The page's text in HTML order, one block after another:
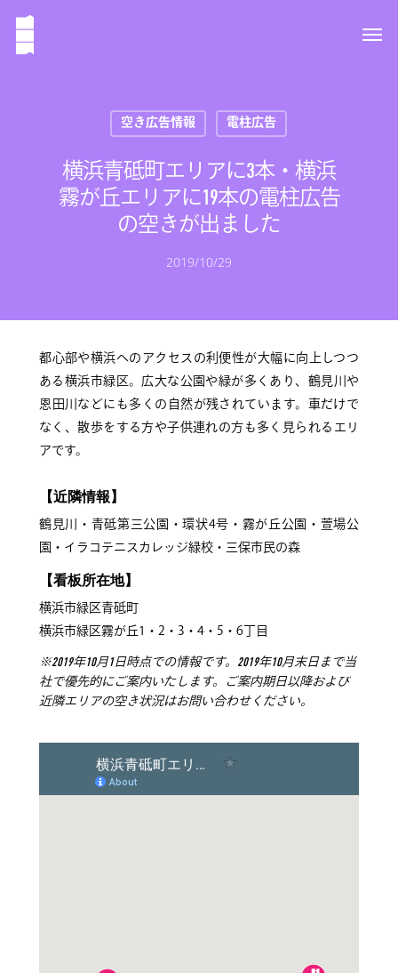
空き広告情報 電柱広告
横浜青砥町エリアに3本・横浜
霧が丘エリアに19本の電柱広告
の空きが出ました
2019/10/29
都心部や横浜へのアクセスの利便性が大幅に向上しつつ
ある横浜市緑区。広大な公園や緑が多くあり、鶴見川や
恩田川などにも多くの自然が残されています。車だけで
なく、散歩をする方や子供連れの方も多く見られるエリ
アです。
【近隣情報】
鶴見川・青砥第三公園・環状4号・霧が丘公園・萱場公
園・イラコテニスカレッジ緑校・三保市民の森
【看板所在地】
横浜市緑区青砥町
横浜市緑区霧が丘1・2・3・4・5・6丁目
※2019年10月1日時点での情報です。2019年10月末日まで当
社で優先的にご案内いたします。ご案内期日以降および
近隣エリアの空き状況はお問い合わせください。